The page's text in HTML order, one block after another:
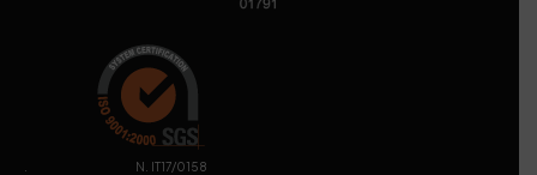
. N. IT17/0158